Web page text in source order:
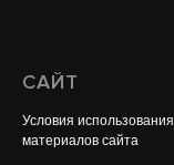
САЙТ
Условия использования
материалов сайта